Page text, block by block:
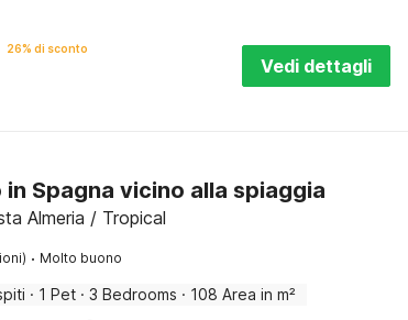
26% di sconto
Vedi dettagli
Spagna vicino alla spiaggia
Almeria / Tropical
· Molto buono
· 1 Pet · 3 Bedrooms · 108 Area in m²